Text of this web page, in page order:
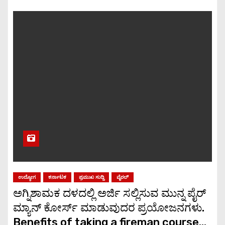
ಉದ್ಯೋಗ ಕರ್ನಾಟಕ ಪ್ರಮುಖ ಸುದ್ದಿ ವೈರಲ್
ಅಗ್ನಿಶಾಮಕ ದಳದಲ್ಲಿ ಅರ್ಜಿ ಸಲ್ಲಿಸುವ ಮುನ್ನ ಪೈರ್
ಮ್ಯಾನ್ ಕೋರ್ಸ್ ಮಾಡುವುದರ ಪ್ರಯೋಜನಗಳು.
Benefits of taking a fireman course